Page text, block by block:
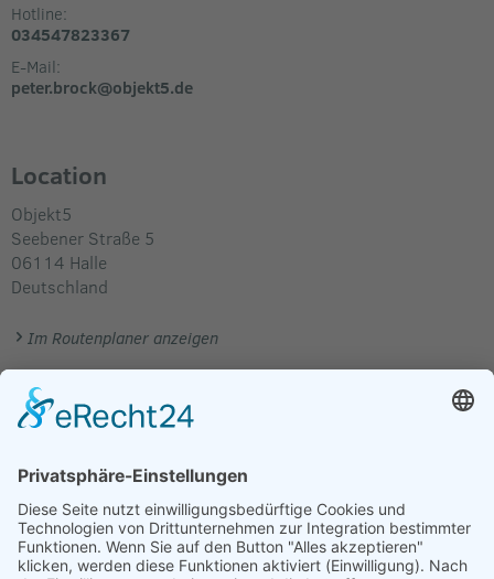
Hotline:
034547823367
E-Mail:
peter.brock@objekt5.de
Location
Objekt5
Seebener Straße 5
06114 Halle
Deutschland
Im Routenplaner anzeigen
Kulturverein Objekt 5 e.V.
Seebener Straße 5
06114 Halle
Deutschland